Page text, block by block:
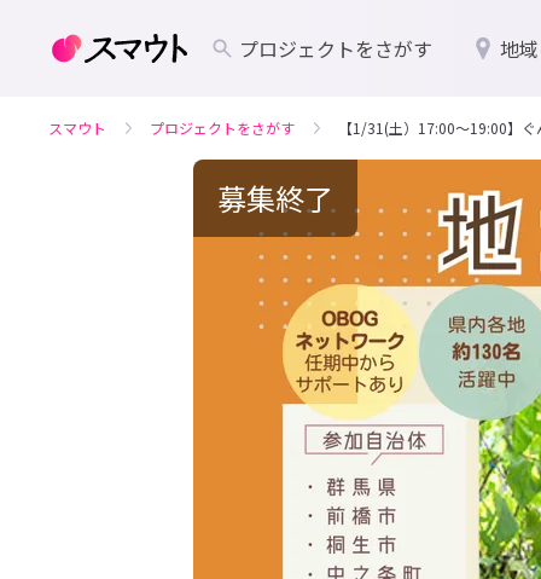
プロジェクトをさがす 地
スマウト プロジェクトをさがす 【1/31(土）17:00～19:00】
募集終了